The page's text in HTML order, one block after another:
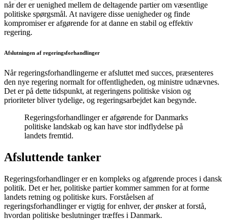
når der er uenighed mellem de deltagende partier om væsentlige
politiske spørgsmål. At navigere disse uenigheder og finde
kompromiser er afgørende for at danne en stabil og effektiv
regering.
Afslutningen af regeringsforhandlinger
Når regeringsforhandlingerne er afsluttet med succes, præsenteres
den nye regering normalt for offentligheden, og ministre udnævnes.
Det er på dette tidspunkt, at regeringens politiske vision og
prioriteter bliver tydelige, og regeringsarbejdet kan begynde.
Regeringsforhandlinger er afgørende for Danmarks
politiske landskab og kan have stor indflydelse på
landets fremtid.
Afsluttende tanker
Regeringsforhandlinger er en kompleks og afgørende proces i dansk
politik. Det er her, politiske partier kommer sammen for at forme
landets retning og politiske kurs. Forståelsen af
regeringsforhandlinger er vigtig for enhver, der ønsker at forstå,
hvordan politiske beslutninger træffes i Danmark.